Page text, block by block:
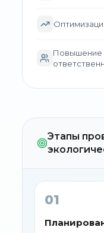
Повышение
Этапы
01